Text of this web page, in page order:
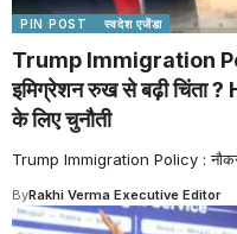
PIN POST स्वदेश एजेंडा
Trump Immigration
इमिग्रेशन रुख से बढ़ी चिंता ?
के लिए चुनौती
Trump Immigration Policy :
ByRakhi Verma Executive Editor